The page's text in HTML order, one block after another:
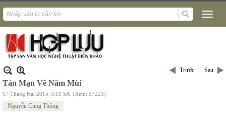
Trước Sau
Tản Mạn Về Năm Mùi
17 Tháng Hai 2015 3:10 SA (Xem: 57223)
Nguyễn Cung Thông